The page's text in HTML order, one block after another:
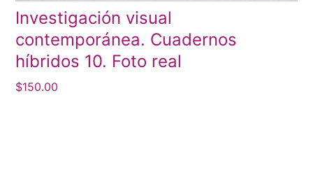
Investigación visual
contemporánea. Cuadernos
híbridos 10. Foto real
$150.00